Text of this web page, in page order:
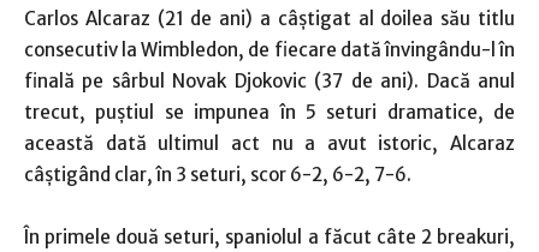
Carlos Alcaraz (21 de ani) a câştigat al doilea său titlu
consecutiv la Wimbledon, de fiecare dată învingându-l în
finală pe sârbul Novak Djokovic (37 de ani). Dacă anul
trecut, puştiul se impunea în 5 seturi dramatice, de
această dată ultimul act nu a avut istoric, Alcaraz
câştigând clar, în 3 seturi, scor 6-2, 6-2, 7-6.
În primele două seturi, spaniolul a făcut câte 2 breakuri,